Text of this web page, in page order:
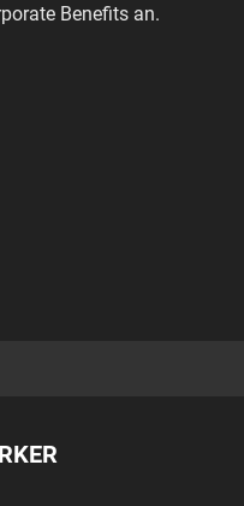
Benefits an.